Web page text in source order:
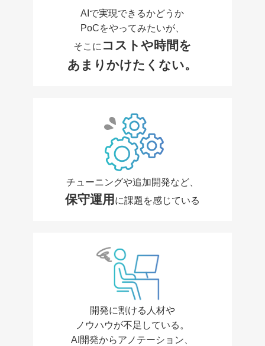
AIで実現できるかどうか
PoCをやってみたいが、
そこに コストや時間を
あまりかけたくない。
チューニングや追加開発など、
保守運用 に課題を感じている
開発に割ける人材や
ノウハウが不足している。
AI開発からアノテーション、